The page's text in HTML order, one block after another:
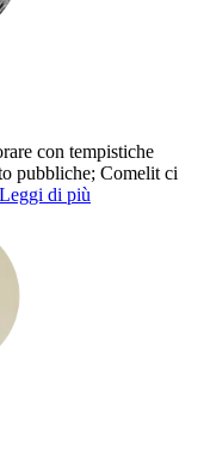
con tempistiche
pubbliche; Comelit ci
Leggi di più